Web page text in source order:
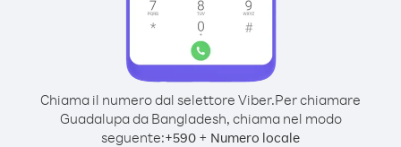
Chiama il numero dal selettore Viber.Per chiamare
Guadalupa da Bangladesh, chiama nel modo
seguente:+590 + Numero locale